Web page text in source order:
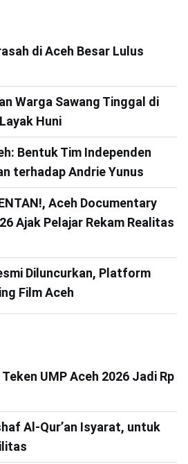
di Aceh Besar Lulus
Warga Sawang Tinggal di
Huni
Bentuk Tim Independen
terhadap Andrie Yunus
Aceh Documentary
Ajak Pelajar Rekam Realitas
Diluncurkan, Platform
Film Aceh
UMP Aceh 2026 Jadi Rp
Al-Qur’an Isyarat, untuk